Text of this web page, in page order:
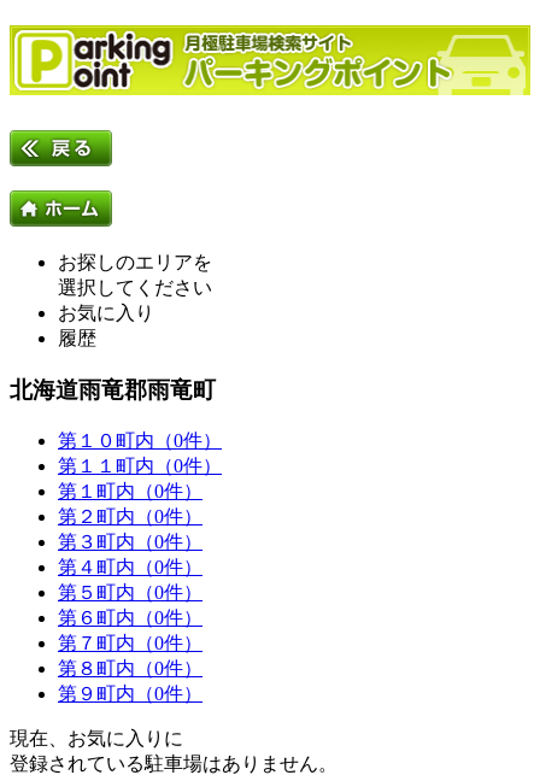
お探しのエリアを
選択してください
お気に入り
履歴
北海道雨竜郡雨竜町
第１０町内（0件）
第１１町内（0件）
第１町内（0件）
第２町内（0件）
第３町内（0件）
第４町内（0件）
第５町内（0件）
第６町内（0件）
第７町内（0件）
第８町内（0件）
第９町内（0件）
現在、お気に入りに
登録されている駐車場はありません。